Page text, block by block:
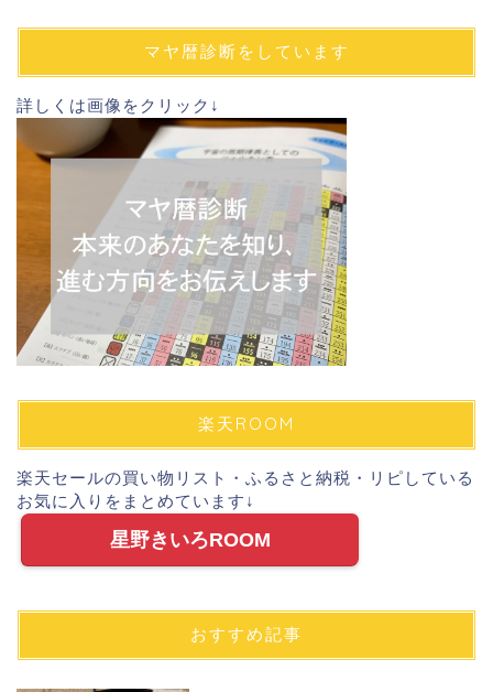
ド
ス
マヤ暦診断をしています
詳しくは画像をクリック↓
楽天ROOM
楽天セールの買い物リスト・ふるさと納税・リピしている
お気に入りをまとめています↓
星野きいろROOM
おすすめ記事